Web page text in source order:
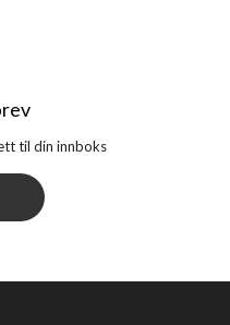
til din innboks